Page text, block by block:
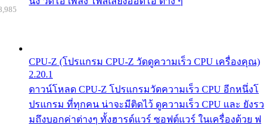
CPU-Z (โปรแกรม CPU-Z วัดดูความเร็ว CPU เครื่องคุณ)
2.20.1
ดาวน์โหลด CPU-Z โปรแกรมวัดความเร็ว CPU อีกหนึ่งโ
ปรแกรม ที่ทุกคน น่าจะมีติดไว้ ดูความเร็ว CPU และ ยังรว
มถึงบอกค่าต่างๆ ทั้งฮารด์แวร์ ซอฟต์แวร์ ในเครื่องด้วย ฟ